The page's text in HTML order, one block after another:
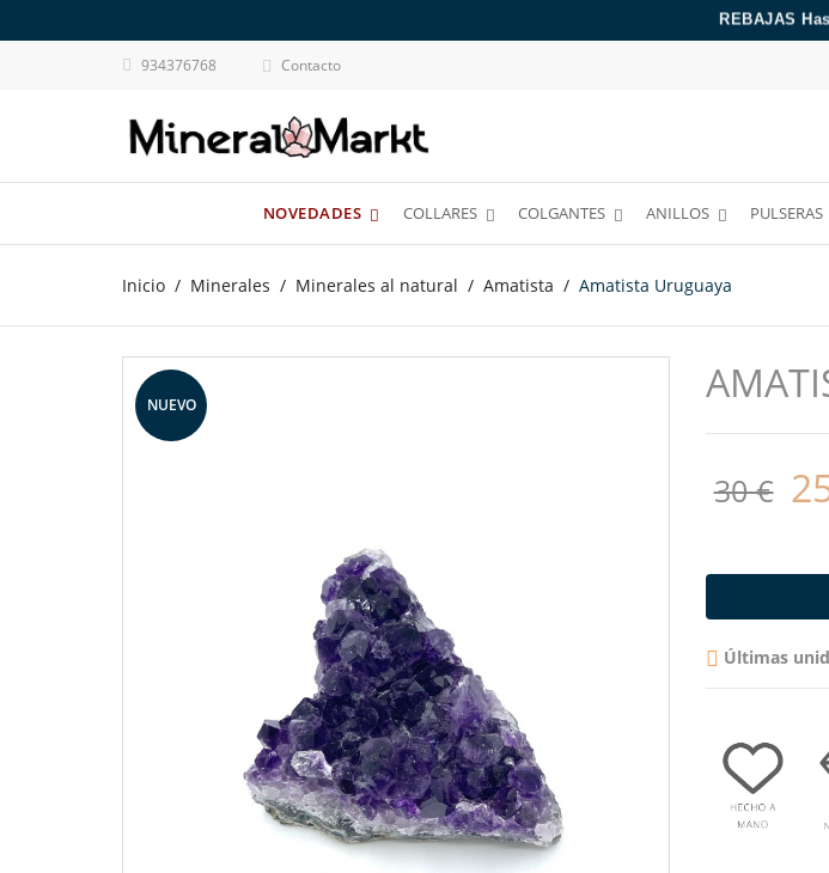
REBAJAS
ENVÍO GRATIS A
934376768  Contacto
NOVEDADES COLLARES COLGANTES ANILLOS PULSERAS
Inicio Minerales Minerales al natural Amatista Amatista Uruguaya
NUEVO
30 €
 Últimas